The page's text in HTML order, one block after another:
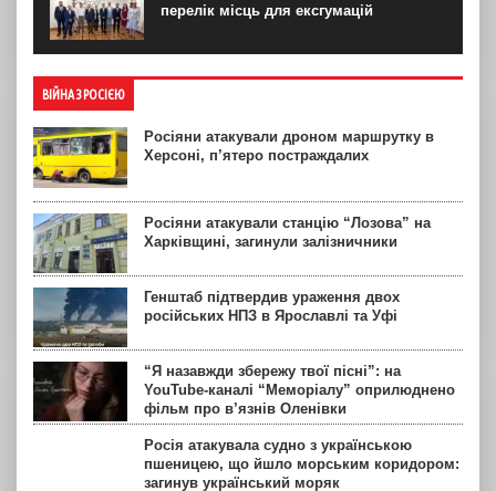
перелік місць для ексгумацій
ВІЙНА З РОСІЄЮ
Росіяни атакували дроном маршрутку в
Херсоні, п’ятеро постраждалих
Росіяни атакували станцію “Лозова” на
Харківщині, загинули залізничники
Генштаб підтвердив ураження двох
російських НПЗ в Ярославлі та Уфі
“Я назавжди збережу твої пісні”: на
YouTube-каналі “Меморіалу” оприлюднено
фільм про в’язнів Оленівки
Росія атакувала судно з українською
пшеницею, що йшло морським коридором:
загинув український моряк